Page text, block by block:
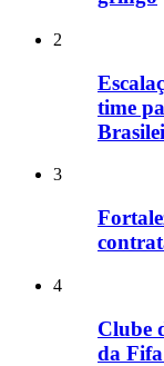
2
time
3
4
Clube
da